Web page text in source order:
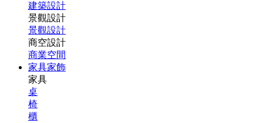
建築設計
景觀設計
景觀設計
商空設計
商業空間
家具家飾
家具
桌
椅
櫃